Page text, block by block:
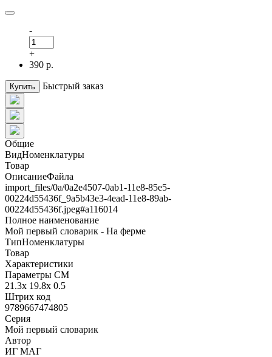
-
+
390 р.
Купить Быстрый заказ
Общие
ВидНоменклатуры
Товар
ОписаниеФайла
import_files/0a/0a2e4507-0ab1-11e8-85e5-
00224d55436f_9a5b43e3-4ead-11e8-89ab-
00224d55436f.jpeg#а116014
Полное наименование
Мой первый словарик - На ферме
ТипНоменклатуры
Товар
Характеристики
Параметры СМ
21.3x 19.8x 0.5
Штрих код
9789667474805
Серия
Мой первый словарик
Автор
ИГ МАГ